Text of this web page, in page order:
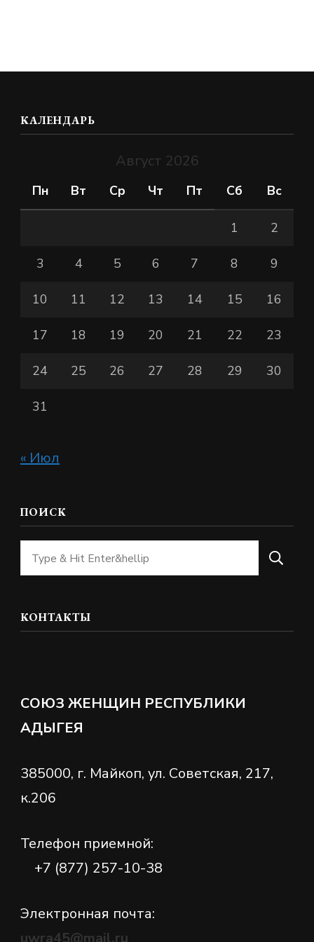
КАЛЕНДАРЬ
Август 2026
Пн Вт Ср Чт Пт Сб Вс
1 2
3 4 5 6 7 8 9
10 11 12 13 14 15 16
17 18 19 20 21 22 23
24 25 26 27 28 29 30
31
« Июл
ПОИСК
Ищите
что-
КОНТАКТЫ
СОЮЗ ЖЕНЩИН РЕСПУБЛИКИ
АДЫГЕЯ
385000, г. Майкоп, ул. Советская, 217,
к.206
Телефон приемной:
+7 (877) 257-10-38
Электронная почта:
uwra45@mail.ru